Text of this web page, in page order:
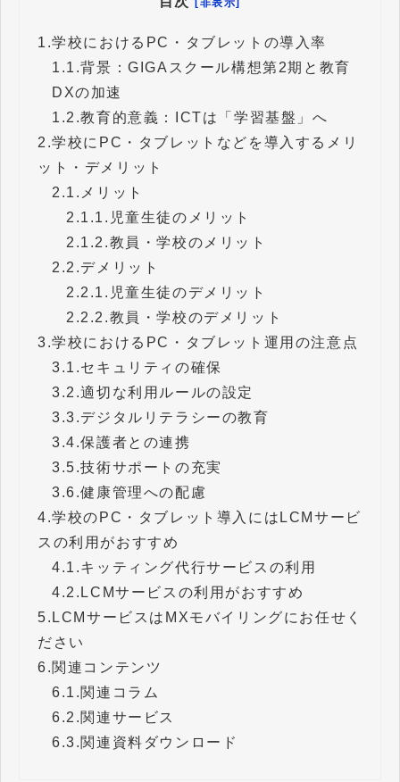
1.学校におけるPC・タブレットの導入率
1.1.背景：GIGAスクール構想第2期と教育
DXの加速
1.2.教育的意義：ICTは「学習基盤」へ
2.学校にPC・タブレットなどを導入するメリ
ット・デメリット
2.1. メリット
2.1.1. 児童生徒のメリット
2.1.2.教員・学校のメリット
2.2.デメリット
2.2.1. 児童生徒のデメリット
2.2.2.教員・学校のデメリット
3.学校におけるPC・タブレット運用の注意点
3.1.セキュリティの確保
3.2.適切な利用ルールの設定
3.3.デジタルリテラシーの教育
3.4.保護者との連携
3.5.技術サポートの充実
3.6.健康管理への配慮
4.学校のPC・タブレット導入にはLCMサービ
スの利用がおすすめ
4.1.キッティング代行サービスの利用
4.2. LCMサービスの利用がおすすめ
5. LCMサービスはMXモバイリングにお任せく
ださい
6.関連コンテンツ
6.1.関連コラム
6.2.関連サービス
6.3.関連資料ダウンロード